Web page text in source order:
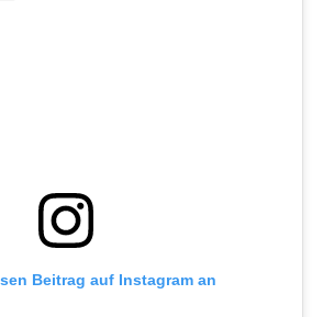
Beitrag auf Instagram an